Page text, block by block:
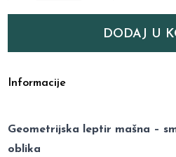
DODAJ U
Informacije
Geometrijska leptir mašna –
oblika